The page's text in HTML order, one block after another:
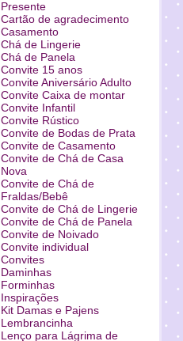
Presente
Cartão de agradecimento
Casamento
Chá de Lingerie
Chá de Panela
Convite 15 anos
Convite Aniversário Adulto
Convite Caixa de montar
Convite Infantil
Convite Rústico
Convite de Bodas de Prata
Convite de Casamento
Convite de Chá de Casa
Nova
Convite de Chá de
Fraldas/Bebê
Convite de Chá de Lingerie
Convite de Chá de Panela
Convite de Noivado
Convite individual
Convites
Daminhas
Forminhas
Inspirações
Kit Damas e Pajens
Lembrancinha
Lenço para Lágrima de